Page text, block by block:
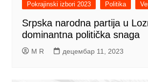
Pokrajinski izbori 2023
Politika
Srpska narodna partija u
dominantna politička snaga
M R децембар 11, 2023